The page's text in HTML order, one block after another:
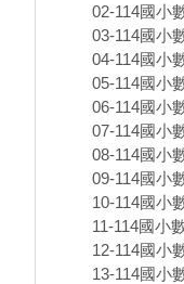
02-114國小
03-114國小
04-114國小
05-114國小
06-114國小
07-114國小
08-114國小
09-114國小
10-114國小
11-114國小
12-114國小
13-114國小